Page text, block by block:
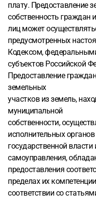
плату. Предоставление
собственность граждан
лиц может
предусмотренных
Кодексом,
субъектов Российской
Предоставление
земельных
участков из земель,
муниципальной
собственности,
исполнительных органов
государственной
самоуправления,
предоставления
пределах их
соответствии со